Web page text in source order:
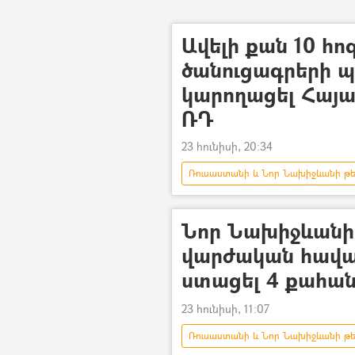
Ավելի քան 10
ծանուցագրերի
կարողացել
ՌԴ
23 հունիսի, 20:34
Ռուսաստանի և Նոր Նախիջևանի
Վարժական հավաք
Նոր Նախիջևանի
վարժական
ստացել 4
23 հունիսի, 11:07
Ռուսաստանի և Նոր Նախիջևանի